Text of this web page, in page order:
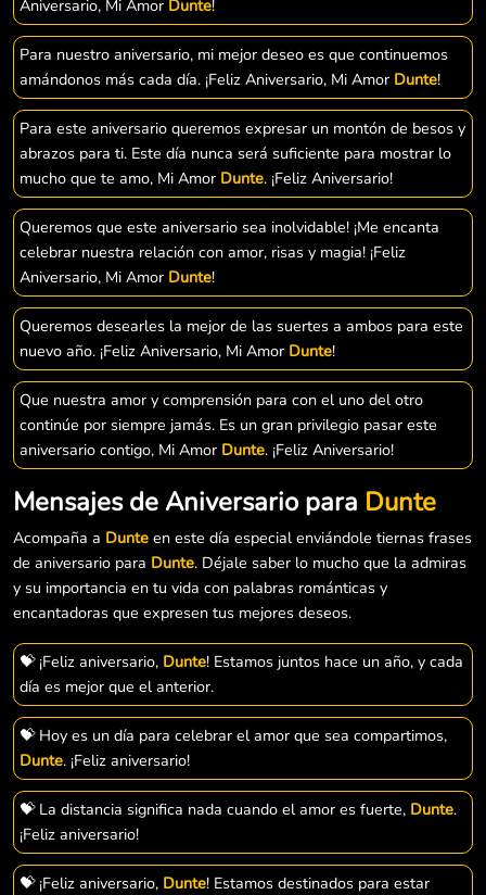
Aniversario, Mi Amor Dunte!
Para nuestro aniversario, mi mejor deseo es que continuemos
amándonos más cada día. ¡Feliz Aniversario, Mi Amor Dunte!
Para este aniversario queremos expresar un montón de besos y
abrazos para ti. Este día nunca será suficiente para mostrar lo
mucho que te amo, Mi Amor Dunte. ¡Feliz Aniversario!
Queremos que este aniversario sea inolvidable! ¡Me encanta
celebrar nuestra relación con amor, risas y magia! ¡Feliz
Aniversario, Mi Amor Dunte!
Queremos desearles la mejor de las suertes a ambos para este
nuevo año. ¡Feliz Aniversario, Mi Amor Dunte!
Que nuestra amor y comprensión para con el uno del otro
continúe por siempre jamás. Es un gran privilegio pasar este
aniversario contigo, Mi Amor Dunte. ¡Feliz Aniversario!
Mensajes de Aniversario para Dunte
Acompaña a Dunte en este día especial enviándole tiernas frases
de aniversario para Dunte. Déjale saber lo mucho que la admiras
y su importancia en tu vida con palabras románticas y
encantadoras que expresen tus mejores deseos.
💝 ¡Feliz aniversario, Dunte! Estamos juntos hace un año, y cada
día es mejor que el anterior.
💝 Hoy es un día para celebrar el amor que sea compartimos,
Dunte. ¡Feliz aniversario!
💝 La distancia significa nada cuando el amor es fuerte, Dunte.
¡Feliz aniversario!
💝 ¡Feliz aniversario, Dunte! Estamos destinados para estar